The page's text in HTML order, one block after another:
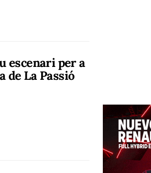
escenari per a
de La Passió